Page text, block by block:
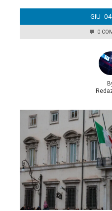
GIU 04
0